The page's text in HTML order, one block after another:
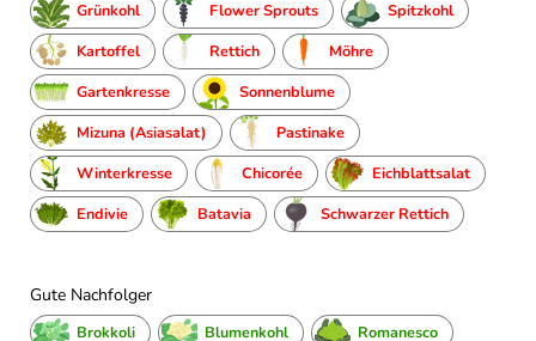
Grünkohl
Flower Sprouts
Spitzkohl
Kartoffel
Rettich
Möhre
Gartenkresse
Sonnenblume
Mizuna (Asiasalat)
Pastinake
Winterkresse
Chicorée
Eichblattsalat
Endivie
Batavia Schwarzer Rettich
Gute Nachfolger
Brokkoli Blumenkohl
Romanesco